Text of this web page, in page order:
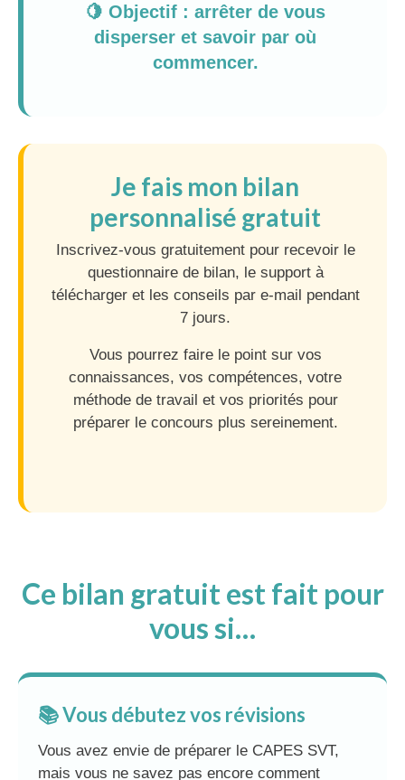
🍋 Objectif : arrêter de vous
disperser et savoir par où
commencer.
Je fais mon bilan
personnalisé gratuit
Inscrivez-vous gratuitement pour recevoir le
questionnaire de bilan, le support à
télécharger et les conseils par e-mail pendant
7 jours.
Vous pourrez faire le point sur vos
connaissances, vos compétences, votre
méthode de travail et vos priorités pour
préparer le concours plus sereinement.
Ce bilan gratuit est fait pour
vous si…
📚 Vous débutez vos révisions
Vous avez envie de préparer le CAPES SVT,
mais vous ne savez pas encore comment